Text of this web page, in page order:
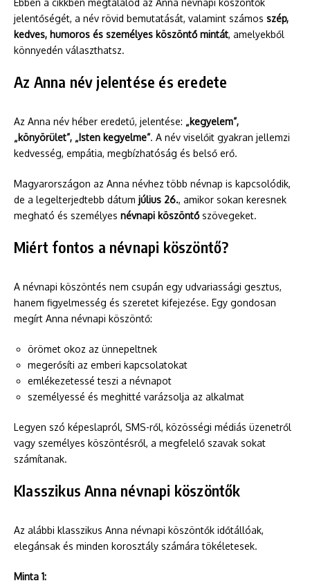
jelentőségét, a név rövid bemutatását, valamint számos szép,
kedves, humoros és személyes köszöntő mintát, amelyekből
könnyedén választhatsz.
Az Anna név jelentése és eredete
Az Anna név héber eredetű, jelentése: „kegyelem”,
„könyörület”, „Isten kegyelme”. A név viselőit gyakran jellemzi
kedvesség, empátia, megbízhatóság és belső erő.
Magyarországon az Anna névhez több névnap is kapcsolódik,
de a legelterjedtebb dátum július 26., amikor sokan keresnek
megható és személyes névnapi köszöntőszövegeket.
Miért fontos a névnapi köszöntő?
A névnapi köszöntés nem csupán egy udvariassági gesztus,
hanem figyelmesség és szeretet kifejezése. Egy gondosan
megírt Anna névnapi köszöntő:
örömet okoz az ünnepeltnek
megerősíti az emberi kapcsolatokat
emlékezetessé teszi a névnapot
személyessé és meghitté varázsolja az alkalmat
Legyen szó képeslapról, SMS-ről, közösségi médiás üzenetről
vagy személyes köszöntésről, a megfelelő szavak sokat
számítanak.
Klasszikus Anna névnapi köszöntők
Az alábbi klasszikus Anna névnapi köszöntők időtállóak,
elegánsak és minden korosztály számára tökéletesek.
Minta 1: